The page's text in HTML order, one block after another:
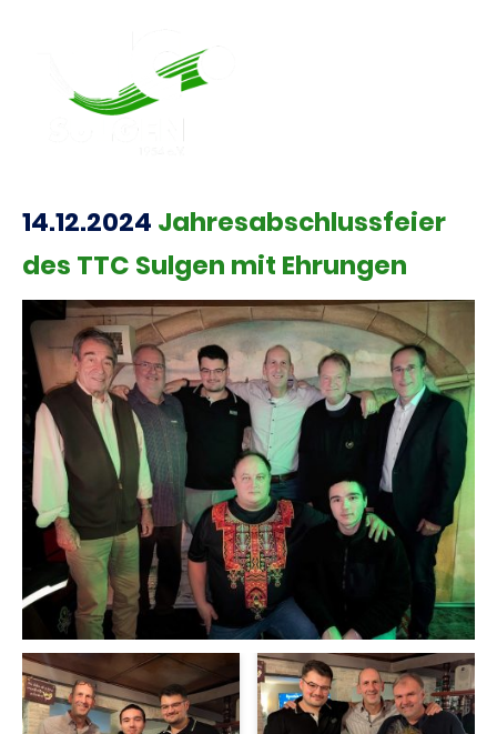
14.12.2024 Jahresabschlussfeier
des TTC Sulgen mit Ehrungen